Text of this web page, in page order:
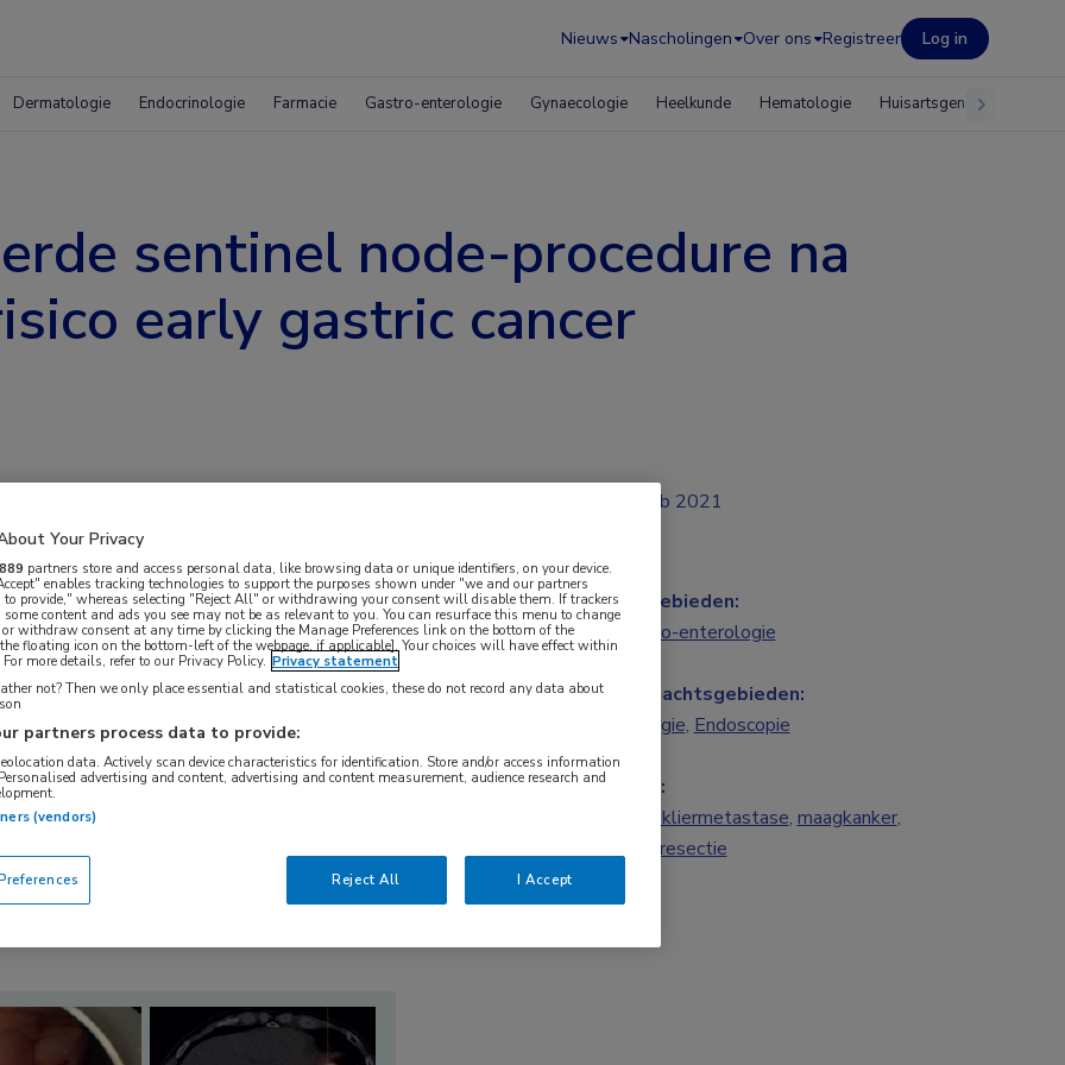
Nieuws Nascholingen Over ons Registreer Log in
Dermatologie Endocrinologie Farmacie Gastro-enterologie Gynaecologie Heelkunde Hematologie Huisartsgeneeskunde
sentinel node-procedure na
early gastric cancer
submucosale dissectie (ESD) voor een
opinion om verdere behandelopties te
het resectiepreparaat na de ESD toonde een
lymfangio-invasieve groei en < 1 mm marge
een T1b (sm2)-tumor, met 25-30% kans op
richtlijn volgend, in lijn met de
een totale gastrectomie met D2
De patiënt had echter een sterke
een second opinion naar ons centrum met
mogelijk was.
voor een lokale resttumor of
litteken met clips (
figuur 1A en 1B) bevond
cardia. Bij EUS waren er geen verdachte
feb 2021
Vakgebieden:
Gastro-enterologie
Aandachtsgebieden:
Chirurgie, Endoscopie
Tags:
lymfekliermetastase, maagkanker,
maagresectie
Your Privacy
889 partners store and access personal data, like browsing data or unique identifiers, on your device.
enables tracking technologies to support the purposes shown under "we and our partners
to provide," whereas selecting "Reject All" or withdrawing your consent will disable them. If trackers
some content and ads you see may not be as relevant to you. You can resurface this menu to change
or withdraw consent at any time by clicking the Manage Preferences link on the bottom of the
floating icon on the bottom-left of the webpage, if applicable]. Your choices will have effect within
more details, refer to our Privacy Policy. Privacy statement
not? Then we only place essential and statistical cookies, these do not record any data about
partners process data to provide:
data. Actively scan device characteristics for identification. Store and/or access information
advertising and content, advertising and content measurement, audience research and
(vendors)
Reject All I Accept